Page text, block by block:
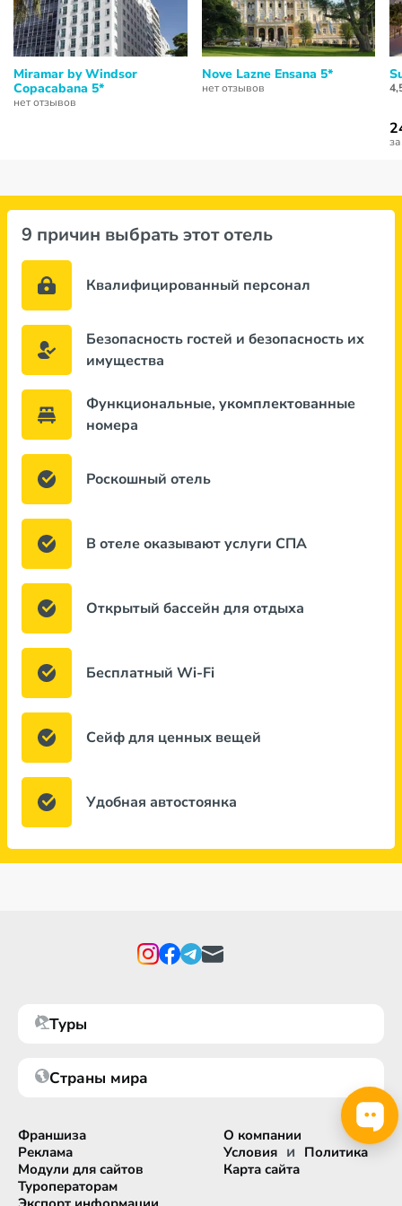
Miramar by Windsor
Copacabana 5*
нет отзывов
Nove Lazne Ensana 5*
нет отзывов
9 причин выбрать этот отель
Квалифицированный персонал
Безопасность гостей и безопасность их
имущества
Функциональные, укомплектованные
номера
Роскошный отель
В отеле оказывают услуги СПА
Открытый бассейн для отдыха
Бесплатный Wi-Fi
Сейф для ценных вещей
Удобная автостоянка
Туры
Страны мира
Франшиза
Реклама
Модули для сайтов
Туроператорам
О компании
Условия и Политика
Карта сайта